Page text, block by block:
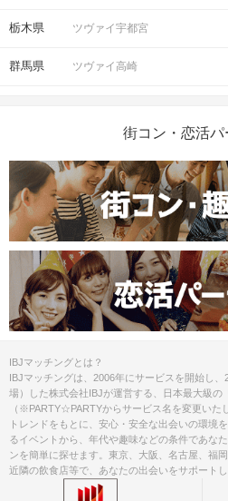
栃木県 ツヴァイ宇都宮
群馬県 ツヴァイ高崎
街コン・恋活パ
IBJマッチングとは？
IBJマッチングは、2006年にサービスを開始し
場）した株式会社IBJが運営する、日本最大級の
（※PARTY☆PARTYからサービス名を変更いた
トレンドをもとに、安心・安全な出会いの環境
るイベントから、年代や趣味などの条件であな
ンを簡単に探せます。東京、大阪、名古屋、福
近隣の飲食店等で、あなたの出会いをサポートし